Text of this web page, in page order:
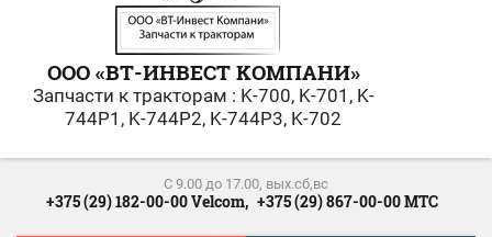
ООО «ВТ-ИНВЕСТ KОМПАНИ»
Запчасти к тракторам : K-700, K-701, K-
744Р1, K-744Р2, K-744Р3, K-702
С 9.00 до 17.00, вых.сб,вс
+375 (29) 182-00-00 Velcom, +375 (29) 867-00-00 МТС